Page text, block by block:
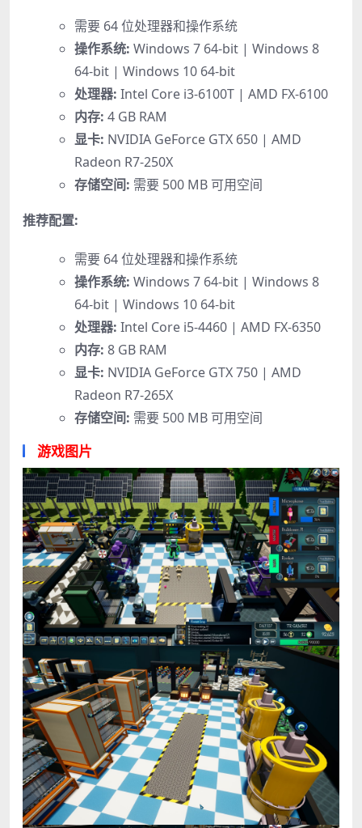
需要 64 位处理器和操作系统
操作系统: Windows 7 64-bit | Windows 8
64-bit | Windows 10 64-bit
处理器: Intel Core i3-6100T | AMD FX-6100
内存: 4 GB RAM
显卡: NVIDIA GeForce GTX 650 | AMD
Radeon R7-250X
存储空间: 需要 500 MB 可用空间
推荐配置:
需要 64 位处理器和操作系统
操作系统: Windows 7 64-bit | Windows 8
64-bit | Windows 10 64-bit
处理器: Intel Core i5-4460 | AMD FX-6350
内存: 8 GB RAM
显卡: NVIDIA GeForce GTX 750 | AMD
Radeon R7-265X
存储空间: 需要 500 MB 可用空间
游戏图片